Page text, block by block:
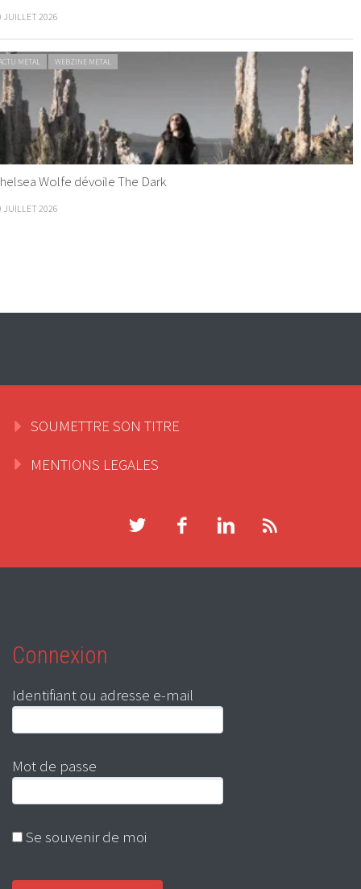
JUILLET 2026
METAL WEBZINE METAL
Wolfe dévoile The Dark
JUILLET 2026
SOUMETTRE SON TITRE
MENTIONS LEGALES
Connexion
Identifiant ou adresse e-mail
Mot de passe
Se souvenir de moi